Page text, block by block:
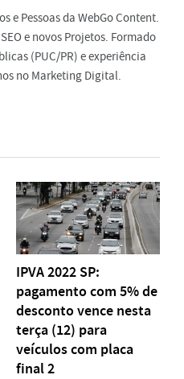
e Pessoas da WebGo Content.
e novos Projetos. Formado
(PUC/PR) e experiência
no Marketing Digital.
IPVA 2022 SP:
pagamento com 5% de
desconto vence nesta
terça (12) para
veículos com placa
final 2